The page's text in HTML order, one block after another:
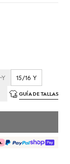
Y
15/16 Y
GUÍA DE TALLAS